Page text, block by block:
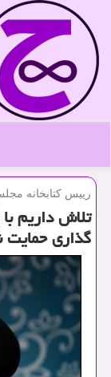
رییس كتابخانه
تلاش داریم
گذاری حمایت